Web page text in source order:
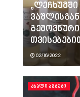
02/16/2022
ᲐᲮᲐᲚᲘ ᲐᲛᲑᲔᲑᲘ